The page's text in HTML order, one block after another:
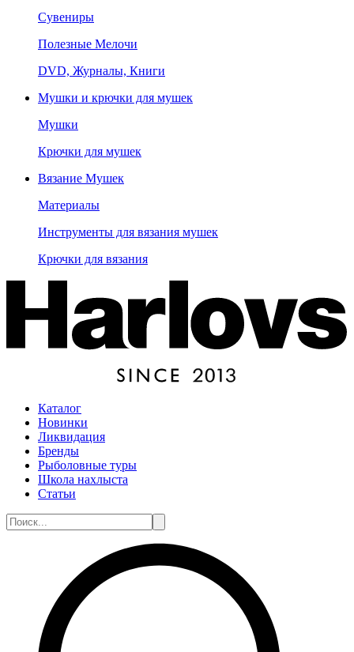
Сувениры
Полезные Мелочи
DVD, Журналы, Книги
Мушки и крючки для мушек
Мушки
Крючки для мушек
Вязание Мушек
Материалы
Инструменты для вязания мушек
Крючки для вязания
Каталог
Новинки
Ликвидация
Бренды
Рыболовные туры
Школа нахлыста
Статьи